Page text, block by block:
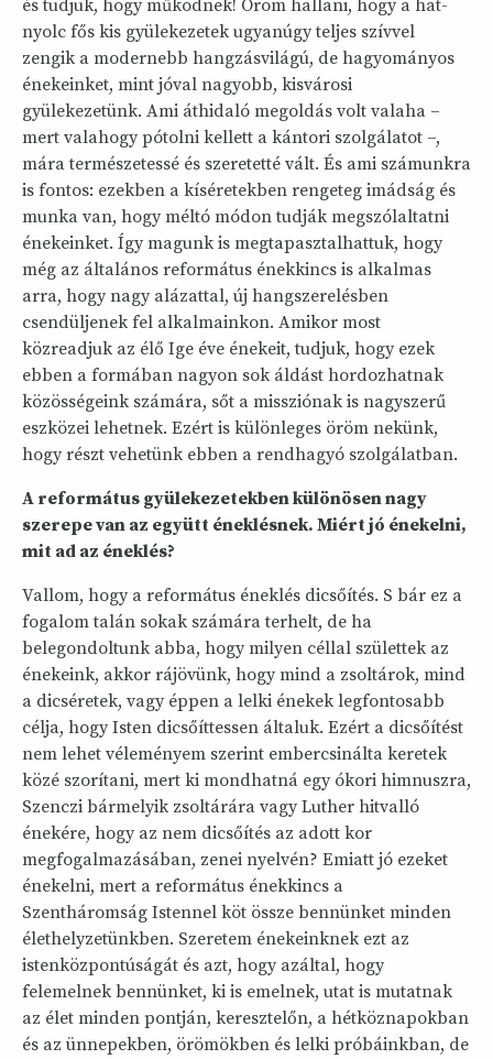
és tudjuk, hogy működnek! Öröm hallani, hogy a hat-
nyolc fős kis gyülekezetek ugyanúgy teljes szívvel
zengik a modernebb hangzásvilágú, de hagyományos
énekeinket, mint jóval nagyobb, kisvárosi
gyülekezetünk. Ami áthidaló megoldás volt valaha –
mert valahogy pótolni kellett a kántori szolgálatot –,
mára természetessé és szeretetté vált. És ami számunkra
is fontos: ezekben a kíséretekben rengeteg imádság és
munka van, hogy méltó módon tudják megszólaltatni
énekeinket. Így magunk is megtapasztalhattuk, hogy
még az általános református énekkincs is alkalmas
arra, hogy nagy alázattal, új hangszerelésben
csendüljenek fel alkalmainkon. Amikor most
közreadjuk az élő Ige éve énekeit, tudjuk, hogy ezek
ebben a formában nagyon sok áldást hordozhatnak
közösségeink számára, sőt a missziónak is nagyszerű
eszközei lehetnek. Ezért is különleges öröm nekünk,
hogy részt vehetünk ebben a rendhagyó szolgálatban.
A református gyülekezetekben különösen nagy
szerepe van az együtt éneklésnek. Miért jó énekelni,
mit ad az éneklés?
Vallom, hogy a református éneklés dicsőítés. S bár ez a
fogalom talán sokak számára terhelt, de ha
belegondoltunk abba, hogy milyen céllal születtek az
énekeink, akkor rájövünk, hogy mind a zsoltárok, mind
a dicséretek, vagy éppen a lelki énekek legfontosabb
célja, hogy Isten dicsőíttessen általuk. Ezért a dicsőítést
nem lehet véleményem szerint embercsinálta keretek
közé szorítani, mert ki mondhatná egy ókori himnuszra,
Szenczi bármelyik zsoltárára vagy Luther hitvalló
énekére, hogy az nem dicsőítés az adott kor
megfogalmazásában, zenei nyelvén? Emiatt jó ezeket
énekelni, mert a református énekkincs a
Szentháromság Istennel köt össze bennünket minden
élethelyzetünkben. Szeretem énekeinknek ezt az
istenközpontúságát és azt, hogy azáltal, hogy
felemelnek bennünket, ki is emelnek, utat is mutatnak
az élet minden pontján, keresztelőn, a hétköznapokban
és az ünnepekben, örömökben és lelki próbáinkban, de